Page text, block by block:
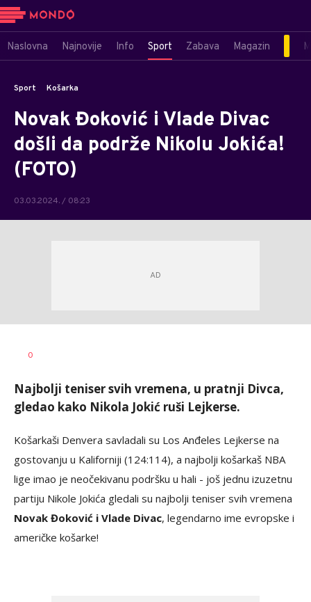
Naslovna Najnovije Info Sport Zabava Magazin
Sport Košarka
Novak Đoković i Vlade Divac
došli da podrže Nikolu Jokića!
(FOTO)
03.03.2024. / 08:23
AUTOR
0
Najbolji teniser svih vremena, u pratnji Divca,
gledao kako Nikola Jokić ruši Lejkerse.
Košarkaši Denvera savladali su Los Anđeles Lejkerse na
gostovanju u Kaliforniji (124:114), a najbolji košarkaš NBA
lige imao je neočekivanu podršku u hali - još jednu izuzetnu
partiju Nikole Jokića gledali su najbolji teniser svih vremena
Novak Đoković i Vlade Divac, legendarno ime evropske i
američke košarke!